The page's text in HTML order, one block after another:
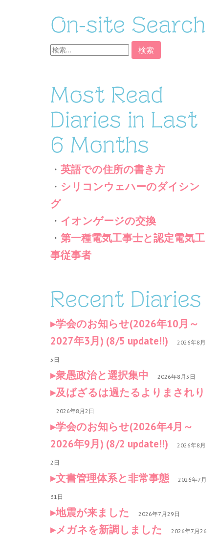
On-site Search
検
索:
Most Read
Diaries in Last
6 Months
・英語での住所の書き方
・ シリコンウェハーのダイシン
グ
・ イオンゲージの交換
・第一種電気工事士と認定電気工
事従事者
Recent Diaries
学会のお知らせ(2026年10月～
2027年3月) (8/5 update!!)
2026年8月
5日
衆愚政治と選択集中 2026年8月5日
及ばざるは過たるよりまされり
2026年8月2日
学会のお知らせ(2026年4月～
2026年9月) (8/2 update!!)
2026年8月
2日
文書管理体系と非常事態 2026年7月
31日
地震が来ました 2026年7月29日
メガネを新調しました 2026年7月26